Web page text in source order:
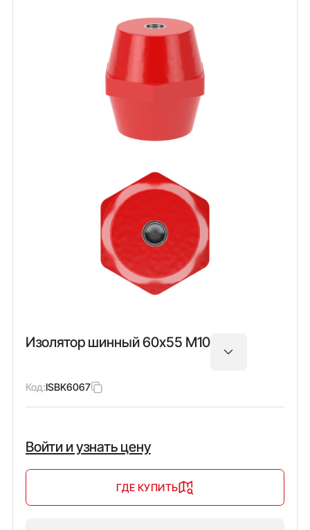
Изолятор шинный 60х55 М10
Код:ISBK6067
Войти и узнать цену
ГДЕ КУПИТЬ